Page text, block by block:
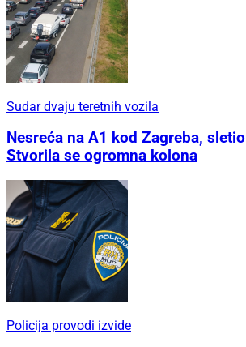
Sudar dvaju teretnih vozila
Nesreća na A1 kod Zagreba,
Stvorila se ogromna kolona
Policija provodi izvide